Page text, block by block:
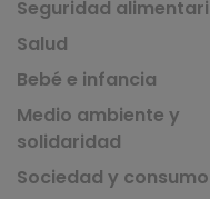
Seguridad
Salud
Bebé e infancia
Medio ambiente y
solidaridad
Sociedad y consumo